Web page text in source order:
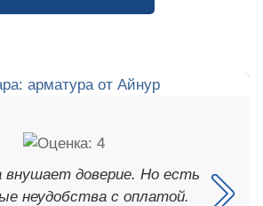
доверие. Но есть
неудобства с оплатой.